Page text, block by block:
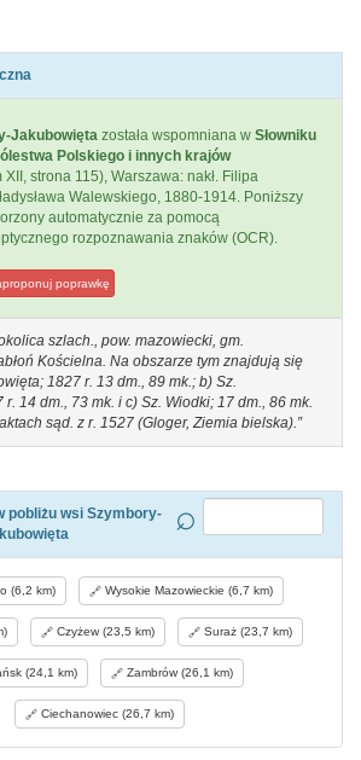
Jakubowięta została wspomniana w Słowniku
Polskiego i innych krajów
XII, strona 115), Warszawa: nakł. Filipa
Walewskiego, 1880-1914. Poniższy
automatycznie za pomocą
rozpoznawania znaków (OCR).
poprawkę
szlach., pow. mazowiecki, gm.
Kościelna. Na obszarze tym znajdują się
1827 r. 13 dm., 89 mk.; b) Sz.
14 dm., 73 mk. i c) Sz. Wiodki; 17 dm., 86 mk.
sąd. z r. 1527 (Gloger, Ziemia bielska).
pobliżu wsi Szymbory-
(6,2 km) Wysokie Mazowieckie (6,7 km)
Czyżew (23,5 km) Suraż (23,7 km)
(24,1 km) Zambrów (26,1 km)
Ciechanowiec (26,7 km)